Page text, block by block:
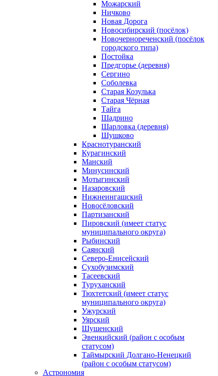
Можарский
Ничково
Новая Дорога
Новосибирский (посёлок)
Новочернореченский (посёлок
городского типа)
Постойка
Предгорье (деревня)
Сергино
Соболевка
Старая Козулька
Старая Чёрная
Тайга
Шадрино
Шарловка (деревня)
Шушково
Краснотуранский
Курагинский
Манский
Минусинский
Мотыгинский
Назаровский
Нижнеингашский
Новосёловский
Партизанский
Пировский (имеет статус
муниципального округа)
Рыбинский
Саянский
Северо‑Енисейский
Сухобузимский
Тасеевский
Туруханский
Тюхтетский (имеет статус
муниципального округа)
Ужурский
Уярский
Шушенский
Эвенкийский (район с особым
статусом)
Таймырский Долгано‑Ненецкий
(район с особым статусом)
Астрономия